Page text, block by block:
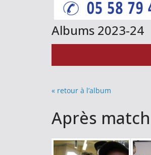
Albums 2023-24
« retour à l’album
Après match